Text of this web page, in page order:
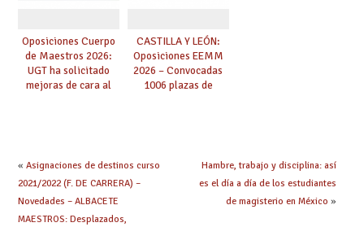
Oposiciones Cuerpo
de Maestros 2026:
UGT ha solicitado
mejoras de cara al
tribunales
CASTILLA Y LEÓN:
Oposiciones EEMM
2026 – Convocadas
1006 plazas de
« Asignaciones de destinos curso
2021/2022 (F. DE CARRERA) –
Novedades – ALBACETE
MAESTROS: Desplazados,
Hambre, trabajo y disciplina: así
es el día a día de los estudiantes
de magisterio en México »